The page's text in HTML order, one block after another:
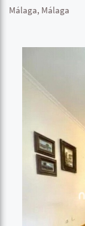
Málaga, Málaga